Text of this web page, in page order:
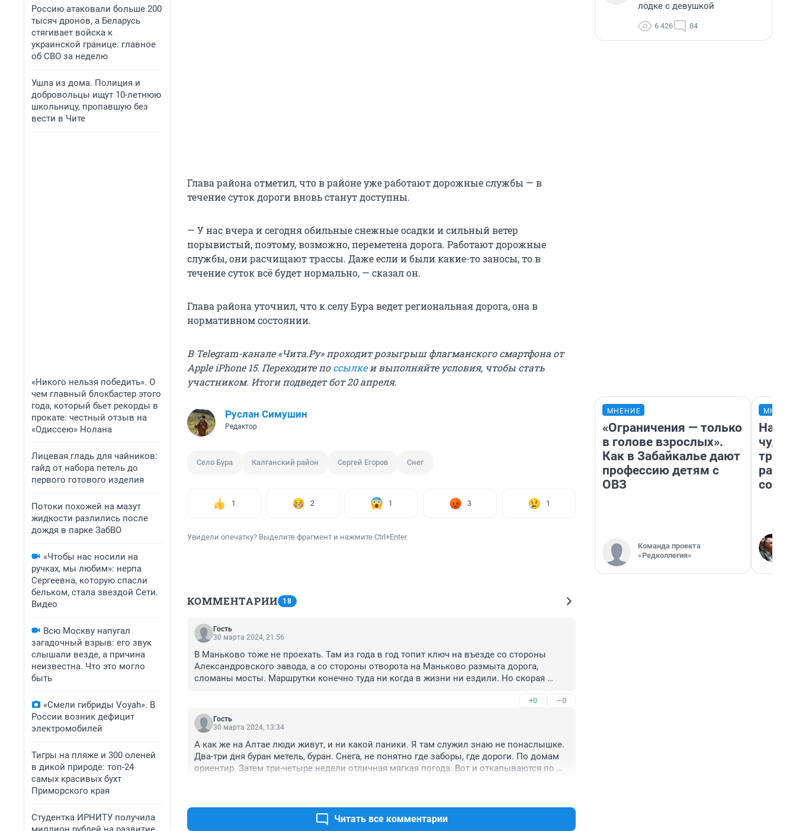
Россию атаковали больше 200
тысяч дронов, а Беларусь
стягивает войска к
украинской границе: главное
об СВО за неделю
Ушла из дома. Полиция и
добровольцы ищут 10-летнюю
школьницу, пропавшую без
вести в Чите
«Никого нельзя победить». О
чем главный блокбастер этого
года, который бьет рекорды в
прокате: честный отзыв на
«Одиссею» Нолана
Лицевая гладь для чайников:
гайд от набора петель до
первого готового изделия
Потоки похожей на мазут
жидкости разлились после
дождя в парке ЗабВО
«Чтобы нас носили на
ручках, мы любим»: нерпа
Сергеевна, которую спасли
бельком, стала звездой Сети.
Видео
Всю Москву напугал
загадочный взрыв: его звук
слышали везде, а причина
неизвестна. Что это могло
быть
«Смели гибриды Voyah». В
России возник дефицит
электромобилей
Тигры на пляже и 300 оленей
в дикой природе: топ-24
самых красивых бухт
Приморского края
Студентка ИРНИТУ получила
Глава района отметил, что в районе уже работают дорожные службы — в
течение суток дороги вновь станут доступны.
— У нас вчера и сегодня обильные снежные осадки и сильный ветер
порывистый, поэтому, возможно, переметена дорога. Работают дорожные
службы, они расчищают трассы. Даже если и были какие-то заносы, то в
течение суток всё будет нормально, — сказал он.
Глава района уточнил, что к селу Бура ведет региональная дорога, она в
нормативном состоянии.
В Telegram-канале «Чита.Ру» проходит розыгрыш флагманского смартфона от
Apple iPhone 15. Переходите поссылкеи выполняйте условия, чтобы стать
участником. Итоги подведет бот 20 апреля.
Руслан Симушин
Редактор
Село Бура Калганский район Сергей Егоров Снег
1 2 1 3 1
Увидели опечатку? Выделите фрагмент и нажмите Ctrl+Enter
КОММЕНТАРИИ 18
Гость
30 марта 2024, 21:56
В Маньково тоже не проехать. Там из года в год топит ключ на въезде со стороны
Александровского завода, а со стороны отворота на Маньково размыта дорога,
сломаны мосты. Маршрутки конечно туда ни когда в жизни ни ездили. Но скорая
+0 –0
Гость
30 марта 2024, 13:34
А как же на Алтае люди живут, и ни какой паники. Я там служил знаю не понаслышке.
Два-три дня буран метель, буран. Снега, не понятно где заборы, где дороги. По домам
ориентир. Затем три-четыре недели отличная мягкая погода. Вот и откапываются по
Читать все комментарии
лодке с девушкой
6 426 84
МНЕНИЕ
«Ограничения — только
в голове взрослых».
Как в Забайкалье дают
профессию детям с
ОВЗ
Команда проекта
«Редколлегия»